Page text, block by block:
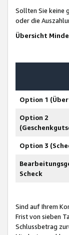
Sollten Sie keine
oder die
Übersicht
Option 1
Option 2
Option 3
Scheck
Sind auf Ihrem
Frist von sieben
Schlussbetrag